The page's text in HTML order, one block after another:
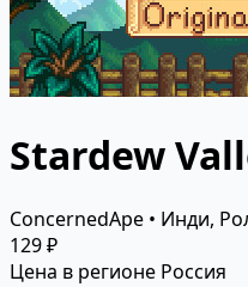
Stardew
ConcernedApe • Инди,
129 ₽
Цена в регионе Россия